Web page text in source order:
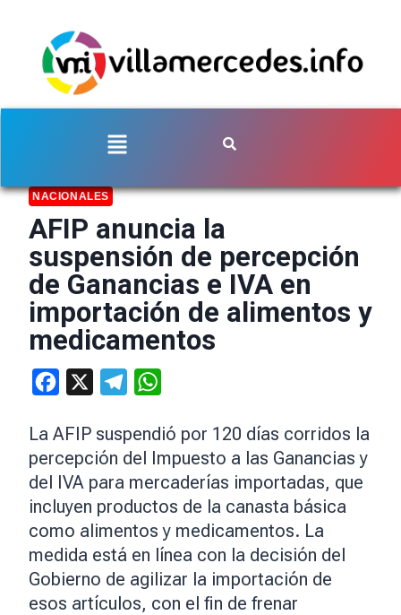
NACIONALES
AFIP anuncia la
suspensión de percepción
de Ganancias e IVA en
importación de alimentos y
medicamentos
Facebook Telegram
La AFIP suspendió por 120 días corridos la
percepción del Impuesto a las Ganancias y
del IVA para mercaderías importadas, que
incluyen productos de la canasta básica
como alimentos y medicamentos. La
medida está en línea con la decisión del
Gobierno de agilizar la importación de
esos artículos, con el fin de frenar